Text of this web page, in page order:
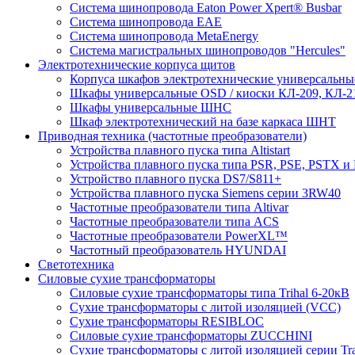
Система шинопровода Eaton Power Xpert® Busbar
Система шинопровода EAE
Система шинопровода MetaEnergy
Система магистральных шинопроводов "Hercules"
Электротехнические корпуса щитов
Корпуса шкафов электротехнические
Шкафы универсальные OSD / киоски КЛ-209, КЛ-
Шкафы универсальные ШНС
Шкаф электротехнический на базе каркаса ШНТ
Приводная техника (частотные преобразователи)
Устройства плавного пуска типа Altistart
Устройства плавного пуска типа PSR, PSE, PSTX и
Устройство плавного пуска DS7/S811+
Устройства плавного пуска Siemens серии 3RW40
Частотные преобразователи типа Altivar
Частотные преобразователи типа ACS
Частотные преобразователи PowerXL™
Частотный преобразователь HYUNDAI
Светотехника
Силовые сухие трансформаторы
Силовые сухие трансформаторы типа Trihal 6-20кВ
Сухие трансформаторы с литой изоляцией (VCC)
Сухие трансформаторы RESIBLOC
Силовые сухие трансформаторы ZUCCHINI
Сухие трансформаторы с литой изоляцией серии